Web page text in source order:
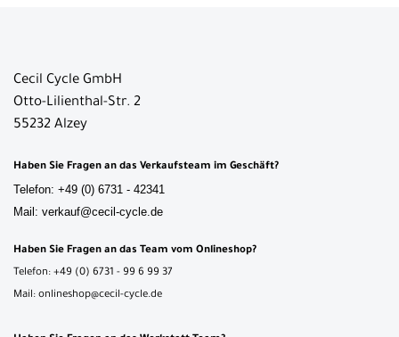
Cecil Cycle GmbH
Otto-Lilienthal-Str. 2
55232 Alzey
Haben Sie Fragen an das Verkaufsteam im Geschäft?
Telefon: +49 (0) 6731 - 42341
Mail: verkauf@cecil-cycle.de
Haben Sie Fragen an das Team vom Onlineshop?
Telefon: +49 (0) 6731 - 99 6 99 37
Mail: onlineshop@cecil-cycle.de